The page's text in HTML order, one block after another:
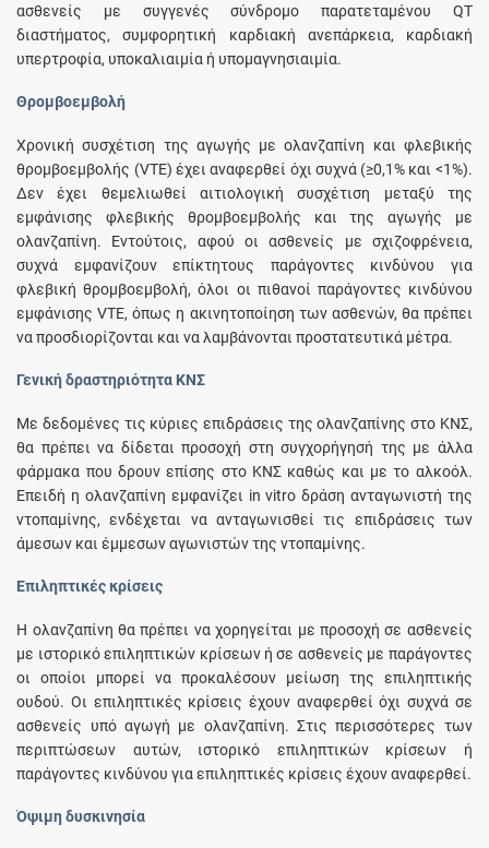
ασθενείς με συγγενές σύνδρομο παρατεταμένου QT
διαστήματος, συμφορητική καρδιακή ανεπάρκεια, καρδιακή
υπερτροφία, υποκαλιαιμία ή υπομαγνησιαιμία.
Θρομβοεμβολή
Χρονική συσχέτιση της αγωγής με ολανζαπίνη και φλεβικής
θρομβοεμβολής (VTE) έχει αναφερθεί όχι συχνά (≥0,1% και <1%).
Δεν έχει θεμελιωθεί αιτιολογική συσχέτιση μεταξύ της
εμφάνισης φλεβικής θρομβοεμβολής και της αγωγής με
ολανζαπίνη. Εντούτοις, αφού οι ασθενείς με σχιζοφρένεια,
συχνά εμφανίζουν επίκτητους παράγοντες κινδύνου για
φλεβική θρομβοεμβολή, όλοι οι πιθανοί παράγοντες κινδύνου
εμφάνισης VTE, όπως η ακινητοποίηση των ασθενών, θα πρέπει
να προσδιορίζονται και να λαμβάνονται προστατευτικά μέτρα.
Γενική δραστηριότητα ΚΝΣ
Με δεδομένες τις κύριες επιδράσεις της ολανζαπίνης στο ΚΝΣ,
θα πρέπει να δίδεται προσοχή στη συγχορήγησή της με άλλα
φάρμακα που δρουν επίσης στο ΚΝΣ καθώς και με το αλκοόλ.
Επειδή η ολανζαπίνη εμφανίζει in vitro δράση ανταγωνιστή της
ντοπαμίνης, ενδέχεται να ανταγωνισθεί τις επιδράσεις των
άμεσων και έμμεσων αγωνιστών της ντοπαμίνης.
Επιληπτικές κρίσεις
Η ολανζαπίνη θα πρέπει να χορηγείται με προσοχή σε ασθενείς
με ιστορικό επιληπτικών κρίσεων ή σε ασθενείς με παράγοντες
οι οποίοι μπορεί να προκαλέσουν μείωση της επιληπτικής
ουδού. Οι επιληπτικές κρίσεις έχουν αναφερθεί όχι συχνά σε
ασθενείς υπό αγωγή με ολανζαπίνη. Στις περισσότερες των
περιπτώσεων αυτών, ιστορικό επιληπτικών κρίσεων ή
παράγοντες κινδύνου για επιληπτικές κρίσεις έχουν αναφερθεί.
Όψιμη δυσκινησία